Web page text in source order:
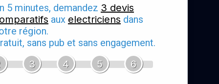
5 minutes, demandez 3 devis
aux electriciens dans
région.
sans pub et sans engagement.
3 4 5 6